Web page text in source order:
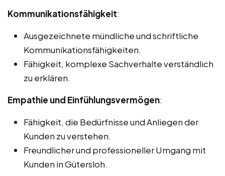
Kommunikationsfähigkeit:
Ausgezeichnete mündliche und schriftliche
Kommunikationsfähigkeiten.
Fähigkeit, komplexe Sachverhalte verständlich
zu erklären.
Empathie und Einfühlungsvermögen:
Fähigkeit, die Bedürfnisse und Anliegen der
Kunden zu verstehen.
Freundlicher und professioneller Umgang mit
Kunden in Gütersloh.